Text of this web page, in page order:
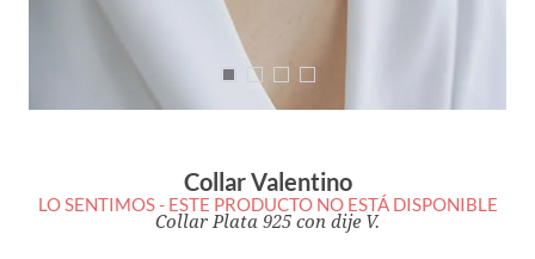
LO SENTIMOS - ESTE PRODUCTO NO ESTÁ DISPONIBLE
Collar Valentino
Collar Plata 925 con dije V.